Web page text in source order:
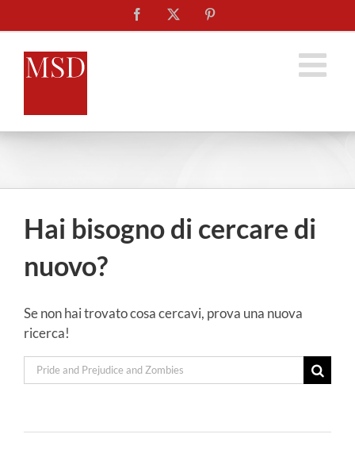
al
contenuto
Facebook
Hai bisogno di cercare di
nuovo?
Se non hai trovato cosa cercavi, prova una nuova
ricerca!
Cerca
per: